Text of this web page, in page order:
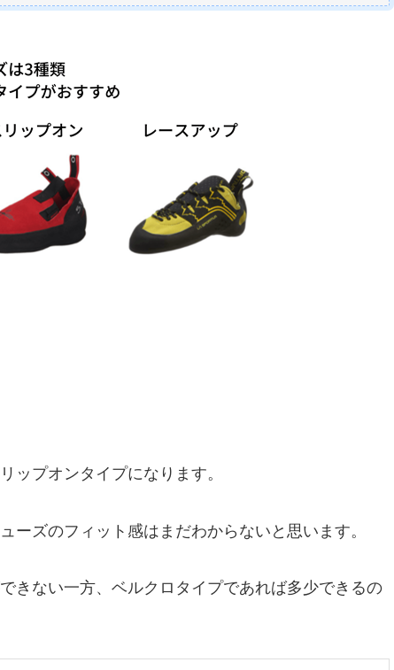
ップオンタイプになります。
ーズのフィット感はまだわからないと思います。
きない一方、ベルクロタイプであれば多少できるの